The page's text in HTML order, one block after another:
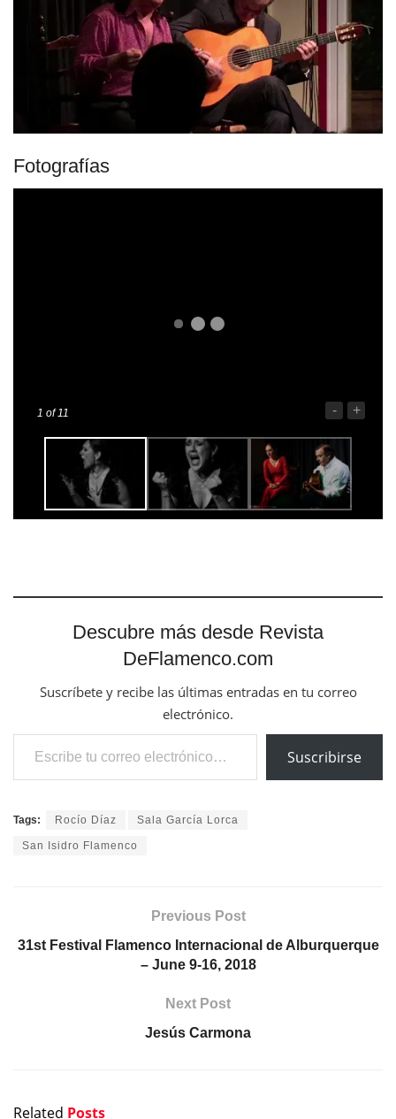
Fotografías
1 of 11 - +
Descubre más desde Revista
DeFlamenco.com
Suscríbete y recibe las últimas entradas en tu correo
electrónico.
Escribe tu correo electrónico…
Suscribirse
Tags: Rocío Díaz Sala García Lorca
San Isidro Flamenco
Previous Post
31st Festival Flamenco Internacional de Alburquerque
– June 9-16, 2018
Next Post
Jesús Carmona
Related Posts